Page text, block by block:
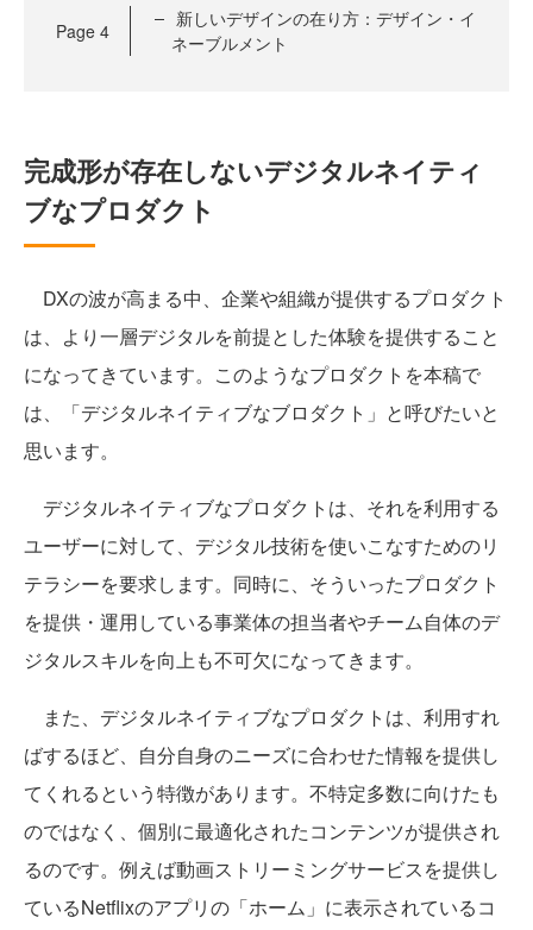
Page 4
新しいデザインの在り方：デザイン・イ
ネーブルメント
完成形が存在しないデジタルネイティ
ブなプロダクト
DXの波が高まる中、企業や組織が提供するプロダクト
は、より一層デジタルを前提とした体験を提供すること
になってきています。このようなプロダクトを本稿で
は、「デジタルネイティブなブロダクト」と呼びたいと
思います。
デジタルネイティブなプロダクトは、それを利用する
ユーザーに対して、デジタル技術を使いこなすためのリ
テラシーを要求します。同時に、そういったプロダクト
を提供・運用している事業体の担当者やチーム自体のデ
ジタルスキルを向上も不可欠になってきます。
また、デジタルネイティブなプロダクトは、利用すれ
ばするほど、自分自身のニーズに合わせた情報を提供し
てくれるという特徴があります。不特定多数に向けたも
のではなく、個別に最適化されたコンテンツが提供され
るのです。例えば動画ストリーミングサービスを提供し
ているNetflixのアプリの「ホーム」に表示されているコ